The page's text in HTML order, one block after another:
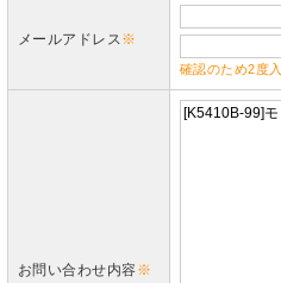
メールアドレス※
確認のため2度
お問い合わせ内容※